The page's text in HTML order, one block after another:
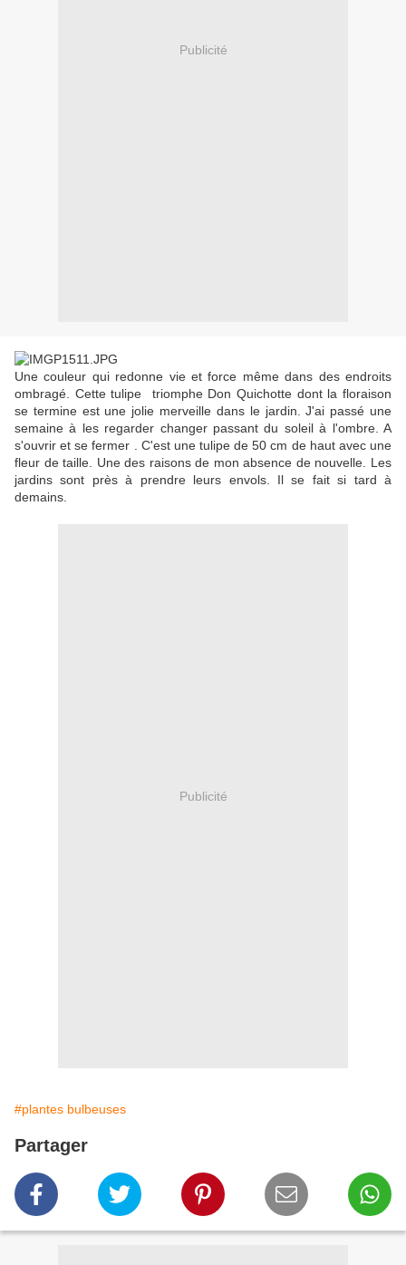
Publicité
Une couleur qui redonne vie et force même dans des endroits
ombragé. Cette tulipe triomphe Don Quichotte dont la floraison
se termine est une jolie merveille dans le jardin. J'ai passé une
semaine à les regarder changer passant du soleil à l'ombre. A
s'ouvrir et se fermer . C'est une tulipe de 50 cm de haut avec une
fleur de taille. Une des raisons de mon absence de nouvelle. Les
jardins sont près à prendre leurs envols. Il se fait si tard à
demains.
Publicité
#plantes bulbeuses
Partager